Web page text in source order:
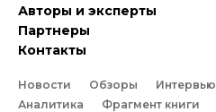
Авторы и эксперты
Партнеры
Контакты
Новости Обзоры Интервью
Аналитика
Фрагмент книги